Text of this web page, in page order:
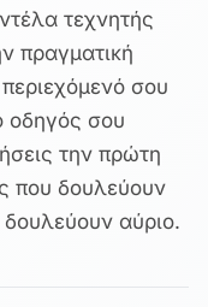
τεχνητής
πραγματική
σου
οδηγός σου
την πρώτη
που δουλεύουν
αύριο.